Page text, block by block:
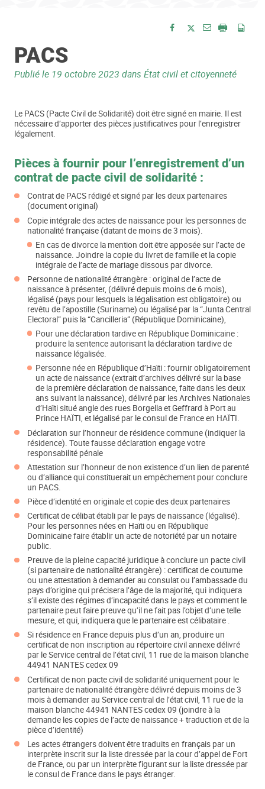
Partager sur Facebook
Partager sur
Envoyer par
Imprimer
PACS
Publié le 19 octobre 2023 dans État civil et citoyenneté
Le PACS (Pacte Civil de Solidarité) doit être signé en mairie. Il est
nécessaire d’apporter des pièces justificatives pour l’enregistrer
légalement.
Pièces à fournir pour l’enregistrement d’un
contrat de pacte civil de solidarité :
Contrat de PACS rédigé et signé par les deux partenaires
(document original)
Copie intégrale des actes de naissance pour les personnes de
nationalité française (datant de moins de 3 mois).
En cas de divorce la mention doit être apposée sur l’acte de
naissance. Joindre la copie du livret de famille et la copie
intégrale de l’acte de mariage dissous par divorce.
Personne de nationalité étrangère : original de l’acte de
naissance à présenter, (délivré depuis moins de 6 mois),
légalisé (pays pour lesquels la légalisation est obligatoire) ou
revêtu de l’apostille (Suriname) ou légalisé par la “Junta Central
Electoral” puis la “Cancilleria” (République Dominicaine),
Pour une déclaration tardive en République Dominicaine :
produire la sentence autorisant la déclaration tardive de
naissance légalisée.
Personne née en République d’Haïti : fournir obligatoirement
un acte de naissance (extrait d’archives délivré sur la base
de la première déclaration de naissance, faite dans les deux
ans suivant la naissance), délivré par les Archives Nationales
d’Haïti situé angle des rues Borgella et Geffrard à Port au
Prince HAÏTI, et légalisé par le consul de France en HAÏTI.
Déclaration sur l’honneur de résidence commune (indiquer la
résidence). Toute fausse déclaration engage votre
responsabilité pénale
Attestation sur l’honneur de non existence d’un lien de parenté
ou d’alliance qui constituerait un empêchement pour conclure
un PACS.
Pièce d’identité en originale et copie des deux partenaires
Certificat de célibat établi par le pays de naissance (légalisé).
Pour les personnes nées en Haïti ou en République
Dominicaine faire établir un acte de notoriété par un notaire
public.
Preuve de la pleine capacité juridique à conclure un pacte civil
(si partenaire de nationalité étrangère) : certificat de coutume
ou une attestation à demander au consulat ou l’ambassade du
pays d’origine qui précisera l’âge de la majorité, qui indiquera
s’il existe des régimes d’incapacité dans le pays et comment le
partenaire peut faire preuve qu’il ne fait pas l’objet d’une telle
mesure, et qui, indiquera que le partenaire est célibataire .
Si résidence en France depuis plus d’un an, produire un
certificat de non inscription au répertoire civil annexe délivré
par le Service central de l’état civil, 11 rue de la maison blanche
44941 NANTES cedex 09
Certificat de non pacte civil de solidarité uniquement pour le
partenaire de nationalité étrangère délivré depuis moins de 3
mois à demander au Service central de l’état civil, 11 rue de la
maison blanche 44941 NANTES cedex 09 (joindre à la
demande les copies de l’acte de naissance + traduction et de la
pièce d’identité)
Les actes étrangers doivent être traduits en français par un
interprète inscrit sur la liste dressée par la cour d’appel de Fort
de France, ou par un interprète figurant sur la liste dressée par
le consul de France dans le pays étranger.